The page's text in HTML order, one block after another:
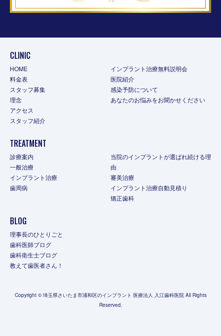
CLINIC
HOME
料金表
スタッフ募集
理念
アクセス
スタッフ紹介
インプラント治療無料説明会
医院紹介
感染予防について
あなたのお悩みをお聞かせください
TREATMENT
診療案内
一般治療
インプラント治療
歯周病
当院のインプラントが選ばれ続ける理
由
審美治療
インプラント治療自動見積り
矯正歯科
BLOG
理事長のひとりごと
歯科医師ブログ
歯科衛生士ブログ
教えて歯医者さん！
Copyright © 埼玉県さいたま市浦和区のインプラント 医療法人 入江歯科医院 All Rights
Reserved.